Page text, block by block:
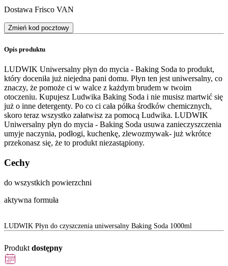
Dostawa Frisco VAN
Zmień kod pocztowy
Opis produktu
LUDWIK Uniwersalny płyn do mycia - Baking Soda to produkt,
który doceniła już niejedna pani domu. Płyn ten jest uniwersalny, co
znaczy, że pomoże ci w walce z każdym brudem w twoim
otoczeniu. Kupujesz Ludwika Baking Soda i nie musisz martwić się
już o inne detergenty. Po co ci cała półka środków chemicznych,
skoro teraz wszystko załatwisz za pomocą Ludwika. LUDWIK
Uniwersalny płyn do mycia - Baking Soda usuwa zanieczyszczenia
umyje naczynia, podłogi, kuchenkę, zlewozmywak- już wkrótce
przekonasz się, że to produkt niezastąpiony.
Cechy
do wszystkich powierzchni
aktywna formuła
LUDWIK Płyn do czyszczenia uniwersalny Baking Soda 1000ml
Produkt dostępny